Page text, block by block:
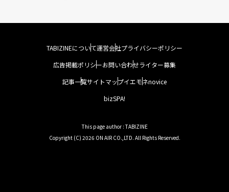
TABIZINEについて運営会社プライバシーポリシー
広告掲載ポリシーお問い合わせライター募集
記事一覧サイトマップイエモネnovice
bizSPA!
This page author : TABIZINE
Copyright (C) 2026 ON AIR CO.,LTD. All Rights Reserved.